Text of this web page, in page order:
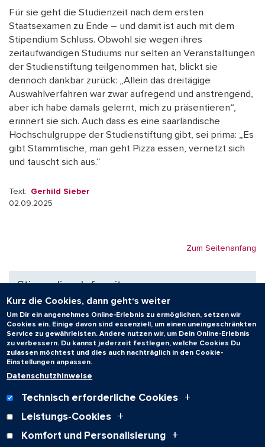
Für sie geht die Studienzeit nach dem ersten
Staatsexamen zu Ende – und damit ist auch mit dem
Stipendium Schluss. Obwohl sie wegen ihres
zeitaufwändigen Studiums nur selten an Veranstaltungen
der Studienstiftung teilgenommen hat, blickt sie
dennoch dankbar zurück: „Allein das dreitägige
Auswahlverfahren war zwar aufregend und anstrengend,
aber ich habe damals gelernt, mich zu präsentieren“,
erinnert sie sich. Auch dass es eine saarländische
Hochschulgruppe der Studienstiftung gibt, sei prima: „Es
gibt Stammtische, man geht Pizza essen, vernetzt sich
und tauscht sich aus.“
Text: Gerhild Sieber
02.09.2025
Zum Seitenanfang
Stipendien-Infoseite
Nach der grundsätzlichen Orientierung folgt die
eigentliche Suche nach dem passenden
Stipendienprogramm: Auf der Infoseite finden
Interessierte die Links zu den wichtigsten
Datenbanken und Stipendienportalen. Wer
anschließend noch Fragen hat, kann beim AStA
Die Beratung erfolgt durch die Referentin für
Studienfinanzierung im AStA, die selbst Stipendiatin
eines Begabtenförderwerkes ist.
Kurz die Cookies, dann geht‘s weiter
Um Dir ein angenehmes Online-Erlebnis zu ermöglichen, setzen wir
Cookies ein. Einige davon sind essenziell, um einen uneingeschränkten
Service zu gewährleisten. Andere nutzen wir, um Dein Online-Erlebnis
zu verbessern. Du kannst jederzeit festlegen, welche Cookies Du
zulassen möchtest und dies auch nachträglich in den Cookie-
Einstellungen anpassen.
Datenschutzhinweise
Technisch erforderliche Cookies
Leistungs-Cookies
Komfort und Personalisierung